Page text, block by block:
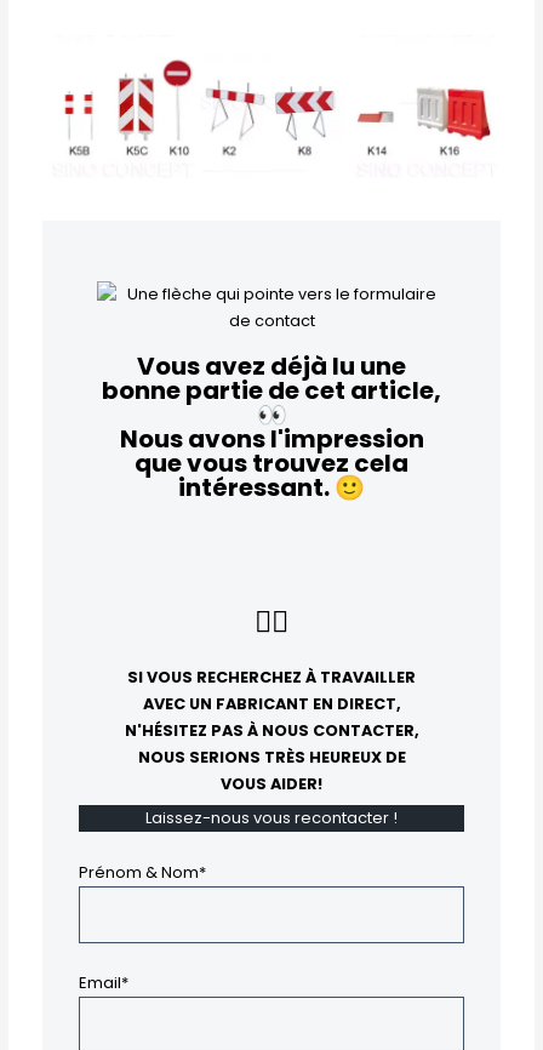
Vous avez déjà lu une
bonne partie de cet article,
👀
Nous avons l'impression
que vous trouvez cela
intéressant. 🙂
👇🏻
SI VOUS RECHERCHEZ À TRAVAILLER
AVEC UN FABRICANT EN DIRECT,
N'HÉSITEZ PAS À NOUS CONTACTER,
NOUS SERIONS TRÈS HEUREUX DE
VOUS AIDER!
Laissez-nous vous recontacter !
Prénom & Nom*
Email*